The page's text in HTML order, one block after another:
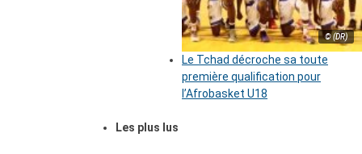
© (DR)
Le Tchad décroche sa toute
première qualification pour
l’Afrobasket U18
Les plus lus